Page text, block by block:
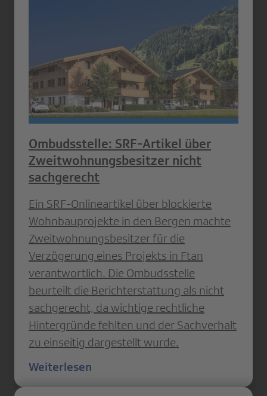
Ombudsstelle: SRF-Artikel über
Zweitwohnungsbesitzer nicht
sachgerecht
Ein SRF-Onlineartikel über blockierte
Wohnbauprojekte in den Bergen machte
Zweitwohnungsbesitzer für die
Verzögerung eines Projekts in Ftan
verantwortlich. Die Ombudsstelle
beurteilt die Berichterstattung als nicht
sachgerecht, da wichtige rechtliche
Hintergründe fehlten und der Sachverhalt
zu einseitig dargestellt wurde.
Weiterlesen